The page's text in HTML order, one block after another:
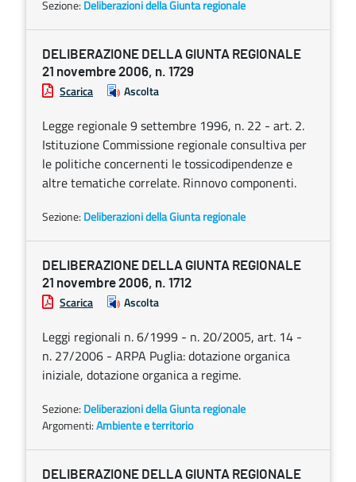
Sezione: Deliberazioni della Giunta regionale
DELIBERAZIONE DELLA GIUNTA REGIONALE
21 novembre 2006, n. 1729
Scarica Ascolta
Legge regionale 9 settembre 1996, n. 22 - art. 2.
Istituzione Commissione regionale consultiva per
le politiche concernenti le tossicodipendenze e
altre tematiche correlate. Rinnovo componenti.
Sezione: Deliberazioni della Giunta regionale
DELIBERAZIONE DELLA GIUNTA REGIONALE
21 novembre 2006, n. 1712
Scarica Ascolta
Leggi regionali n. 6/1999 - n. 20/2005, art. 14 -
n. 27/2006 - ARPA Puglia: dotazione organica
iniziale, dotazione organica a regime.
Sezione: Deliberazioni della Giunta regionale
Argomenti:Ambiente e territorio
DELIBERAZIONE DELLA GIUNTA REGIONALE